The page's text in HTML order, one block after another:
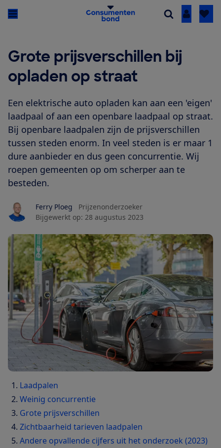
Inloggen
Grote prijsverschillen bij
opladen op straat
Een elektrische auto opladen kan aan een 'eigen'
laadpaal of aan een openbare laadpaal op straat.
Bij openbare laadpalen zijn de prijsverschillen
tussen steden enorm. In veel steden is er maar 1
dure aanbieder en dus geen concurrentie. Wij
roepen gemeenten op om scherper aan te
besteden.
Ferry Ploeg
Prijzenonderzoeker
Bijgewerkt op: 28 augustus 2023
Laadpalen
Weinig concurrentie
Grote prijsverschillen
Zichtbaarheid tarieven laadpalen
Andere opvallende cijfers uit het onderzoek (2023)